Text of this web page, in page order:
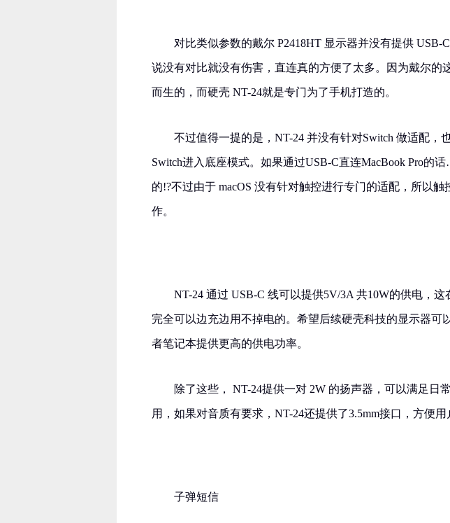
对比类似参数的戴尔 P2418HT 显示器并没有提供 USB-
说没有对比就没有伤害，直连真的方便了太多。因为戴尔的
而生的，而硬壳 NT-24就是专门为了手机打造的。
不过值得一提的是，NT-24 并没有针对Switch 做适配，
Switch进入底座模式。如果通过USB-C直连MacBook Pro的
的!?不过由于 macOS 没有针对触控进行专门的适配，所以
作。
​NT-24 通过 USB-C 线可以提供5V/3A 共10W的供电，
完全可以边充边用不掉电的。希望后续硬壳科技的显示器可
者笔记本提供更高的供电功率。
除了这些， NT-24提供一对 2W 的扬声器，可以满足日
用，如果对音质有要求，NT-24还提供了3.5mm接口，方便用
子弹短信